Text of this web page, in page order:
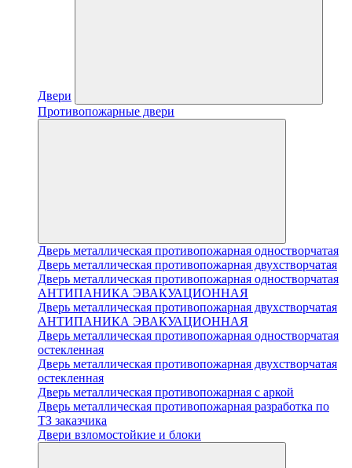
Двери
Противопожарные двери
Дверь металлическая противопожарная одностворчатая
Дверь металлическая противопожарная двухстворчатая
Дверь металлическая противопожарная одностворчатая
АНТИПАНИКА ЭВАКУАЦИОННАЯ
Дверь металлическая противопожарная двухстворчатая
АНТИПАНИКА ЭВАКУАЦИОННАЯ
Дверь металлическая противопожарная одностворчатая
остекленная
Дверь металлическая противопожарная двухстворчатая
остекленная
Дверь металлическая противопожарная с аркой
Дверь металлическая противопожарная разработка по
ТЗ заказчика
Двери взломостойкие и блоки